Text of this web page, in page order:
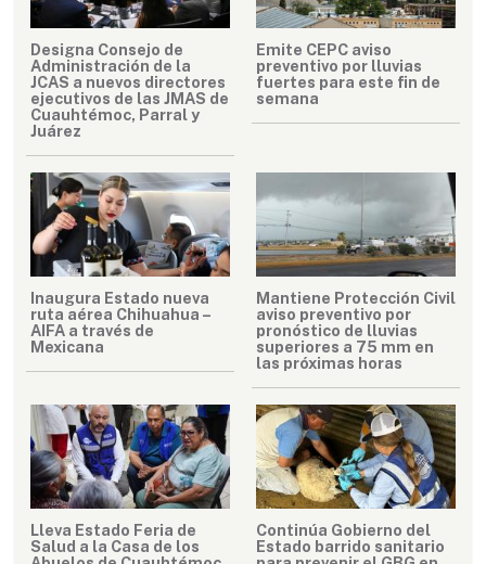
Designa Consejo de
Administración de la
JCAS a nuevos directores
ejecutivos de las JMAS de
Cuauhtémoc, Parral y
Juárez
Emite CEPC aviso
preventivo por lluvias
fuertes para este fin de
semana
Inaugura Estado nueva
ruta aérea Chihuahua –
AIFA a través de
Mexicana
Mantiene Protección Civil
aviso preventivo por
pronóstico de lluvias
superiores a 75 mm en
las próximas horas
Lleva Estado Feria de
Salud a la Casa de los
Continúa Gobierno del
Estado barrido sanitario